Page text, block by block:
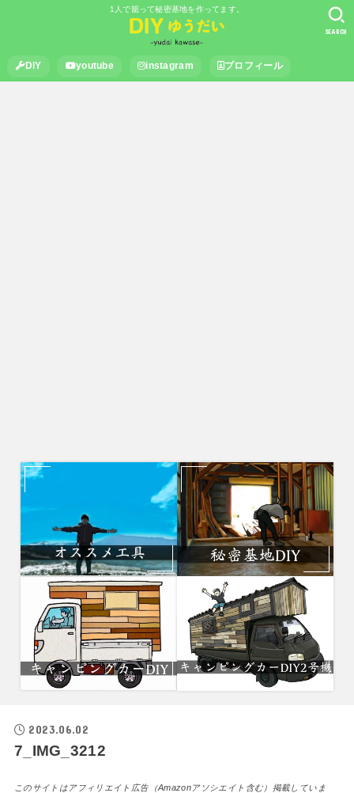
1人で籠って秘密基地を作ってます。
DIY youtube instagram プロフィール
SEARCH
2023.06.02
7_IMG_3212
このサイトはアフィリエイト広告（Amazonアソシエイト含む）掲載していま